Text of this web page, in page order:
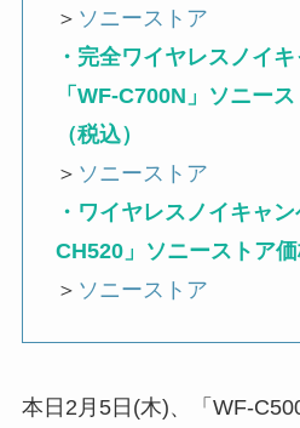
＞ ソニーストア
・完全ワイヤレスノイ
「WF-C700N」ソニー
（税込）
＞ ソニーストア
・ワイヤレスノイキャ
CH520」ソニーストア価
＞ ソニーストア
本日2月5日(木)、「WF-